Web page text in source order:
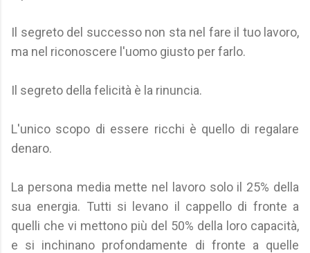
Il segreto del successo non sta nel fare il tuo lavoro,
ma nel riconoscere l'uomo giusto per farlo.
Il segreto della felicità è la rinuncia.
L'unico scopo di essere ricchi è quello di regalare
denaro.
La persona media mette nel lavoro solo il 25% della
sua energia. Tutti si levano il cappello di fronte a
quelli che vi mettono più del 50% della loro capacità,
e si inchinano profondamente di fronte a quelle